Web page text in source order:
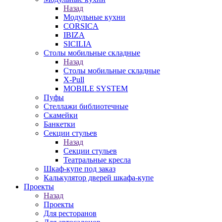
Назад
Модульные кухни
CORSICA
IBIZA
SICILIA
Столы мобильные складные
Назад
Столы мобильные складные
X-Pull
MOBILE SYSTEM
Пуфы
Стеллажи библиотечные
Скамейки
Банкетки
Секции стульев
Назад
Секции стульев
Театральные кресла
Шкаф-купе под заказ
Калькулятор дверей шкафа-купе
Проекты
Назад
Проекты
Для ресторанов